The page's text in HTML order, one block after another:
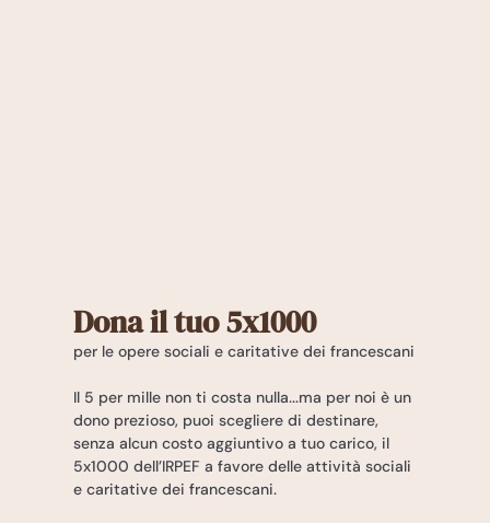
Dona il tuo 5x1000
per le opere sociali e caritative dei francescani
Il 5 per mille non ti costa nulla...ma per noi è un
dono prezioso, puoi scegliere di destinare,
senza alcun costo aggiuntivo a tuo carico, il
5x1000 dell’IRPEF a favore delle attività sociali
e caritative dei francescani.